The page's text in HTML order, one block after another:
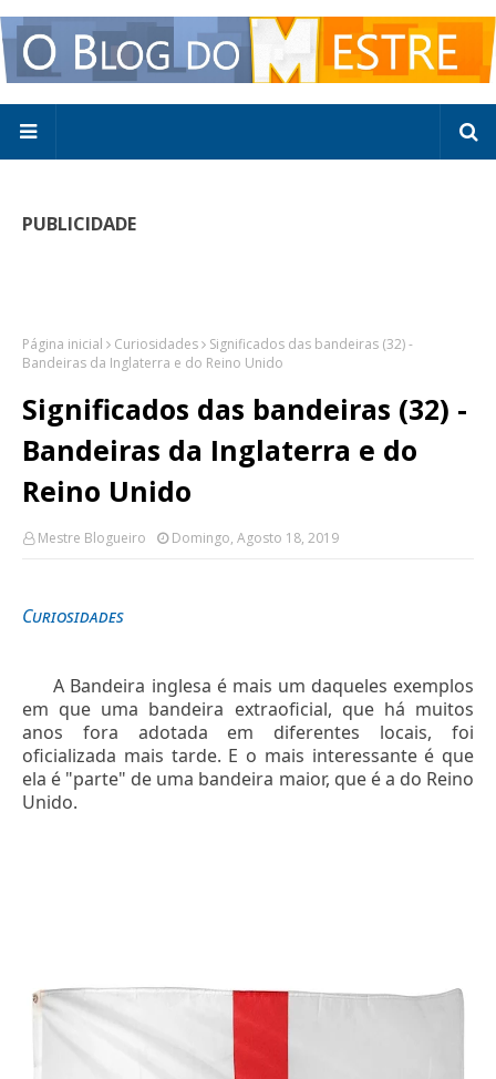
PUBLICIDADE
Página inicial Curiosidades
Significados das bandeiras (32) -
Bandeiras da Inglaterra e do Reino Unido
Significados das bandeiras (32) -
Bandeiras da Inglaterra e do
Reino Unido
Mestre Blogueiro Domingo, Agosto 18, 2019
Curiosidades
A Bandeira inglesa é mais um daqueles exemplos
em que uma bandeira extraoficial, que há muitos
anos fora adotada em diferentes locais, foi
oficializada mais tarde. E o mais interessante é que
ela é "parte" de uma bandeira maior, que é a do Reino
Unido.